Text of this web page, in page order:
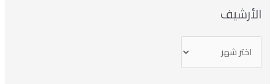
الأرشيف